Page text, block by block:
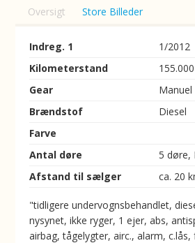
Oversigt Store Billeder
Indreg. 1
1/2012
Kilometerstand
Gear
Manuel
Brændstof
Diesel
Farve
Antal døre
5 døre,
Afstand til sælger
ca. 20
"tidligere undervognsbehandlet,
nysynet, ikke ryger, 1 ejer, abs,
airbag, tågelygter, airc., alarm, c.lås,